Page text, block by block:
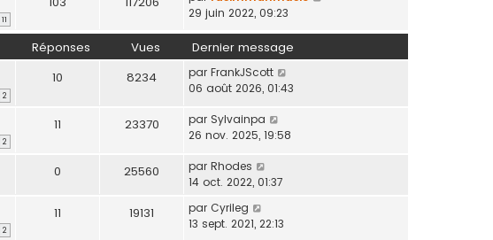
11
29 juin 2022, 09:23
Réponses Vues Dernier message
2
10 8234 par FrankJScott
06 août 2026, 01:43
2
11 23370 par Sylvainpa
26 nov. 2025, 19:58
0 25560 par Rhodes
14 oct. 2022, 01:37
2
11 19131 par Cyrileg
13 sept. 2021, 22:13